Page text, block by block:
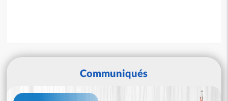
Communiqués